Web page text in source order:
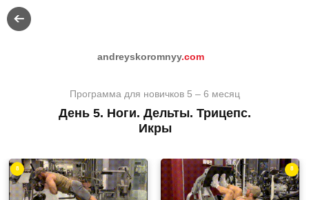
Программа для новичков 5 – 6 месяц
День 5. Ноги. Дельты. Трицепс.
Икры
andreyskoromnyy.com
8 8